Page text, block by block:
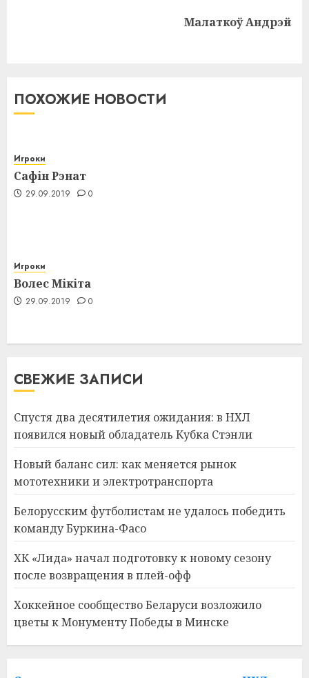
Малаткоў Андрэй
ПОХОЖИЕ НОВОСТИ
Игроки
Сафін Рэнат
29.09.2019 0
Игроки
Волес Мікіта
29.09.2019 0
СВЕЖИЕ ЗАПИСИ
Спустя два десятилетия ожидания: в НХЛ
появился новый обладатель Кубка Стэнли
Новый баланс сил: как меняется рынок
мототехники и электротранспорта
Белорусским футболистам не удалось победить
команду Буркина-Фасо
ХК «Лида» начал подготовку к новому сезону
после возвращения в плей-офф
Хоккейное сообщество Беларуси возложило
цветы к Монументу Победы в Минске